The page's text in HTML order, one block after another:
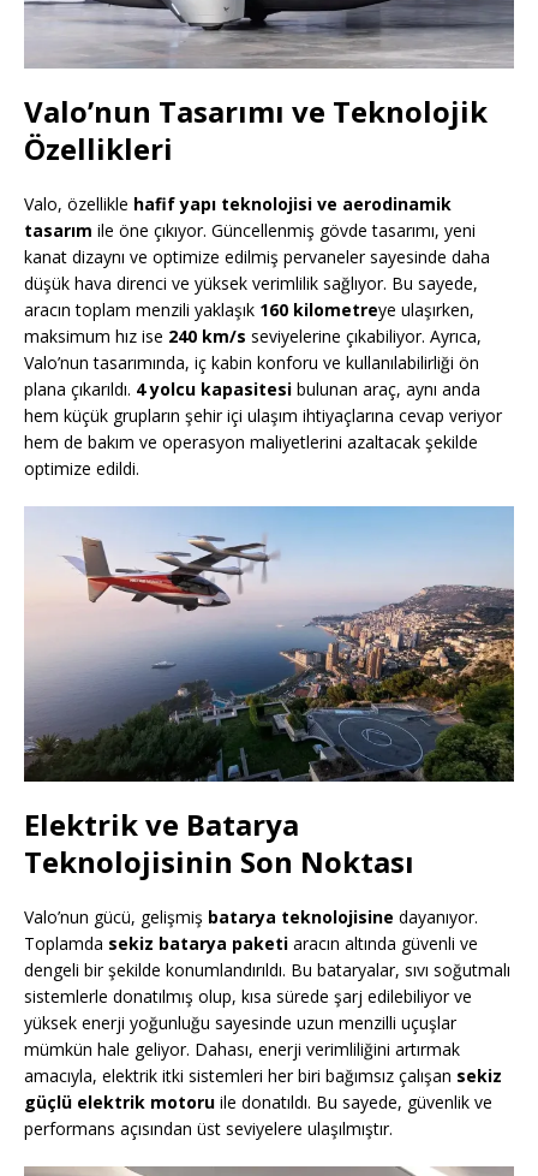
Valo’nun Tasarımı ve Teknolojik
Özellikleri
Valo, özellikle hafif yapı teknolojisi ve aerodinamik
tasarım ile öne çıkıyor. Güncellenmiş gövde tasarımı, yeni
kanat dizaynı ve optimize edilmiş pervaneler sayesinde daha
düşük hava direnci ve yüksek verimlilik sağlıyor. Bu sayede,
aracın toplam menzili yaklaşık 160 kilometreye ulaşırken,
maksimum hız ise 240 km/s seviyelerine çıkabiliyor. Ayrıca,
Valo’nun tasarımında, iç kabin konforu ve kullanılabilirliği ön
plana çıkarıldı. 4 yolcu kapasitesi bulunan araç, aynı anda
hem küçük grupların şehir içi ulaşım ihtiyaçlarına cevap veriyor
hem de bakım ve operasyon maliyetlerini azaltacak şekilde
optimize edildi.
Elektrik ve Batarya
Teknolojisinin Son Noktası
Valo’nun gücü, gelişmiş batarya teknolojisine dayanıyor.
Toplamda sekiz batarya paketi aracın altında güvenli ve
dengeli bir şekilde konumlandırıldı. Bu bataryalar, sıvı soğutmalı
sistemlerle donatılmış olup, kısa sürede şarj edilebiliyor ve
yüksek enerji yoğunluğu sayesinde uzun menzilli uçuşlar
mümkün hale geliyor. Dahası, enerji verimliliğini artırmak
amacıyla, elektrik itki sistemleri her biri bağımsız çalışan sekiz
güçlü elektrik motoru ile donatıldı. Bu sayede, güvenlik ve
performans açısından üst seviyelere ulaşılmıştır.